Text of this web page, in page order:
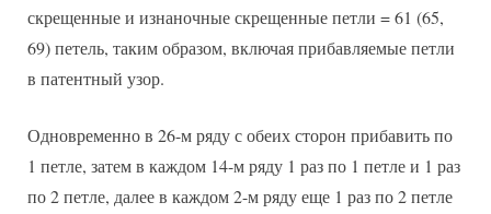
скрещенные и изнаночные скрещенные петли = 61 (65,
69) петель, таким образом, включая прибавляемые петли
в патентный узор.
Одновременно в 26-м ряду с обеих сторон прибавить по
1 петле, затем в каждом 14-м ряду 1 раз по 1 петле и 1 раз
по 2 петле, далее в каждом 2-м ряду еще 1 раз по 2 петле